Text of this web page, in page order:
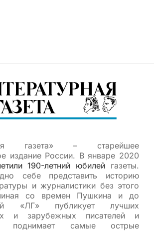
газета» – старейшее
издание России. В январе 2020
190-летний юбилей газеты.
себе представить историю
и журналистики без этого
со времен Пушкина и до
«ЛГ» публикует лучших
и зарубежных писателей и
поднимает самые острые